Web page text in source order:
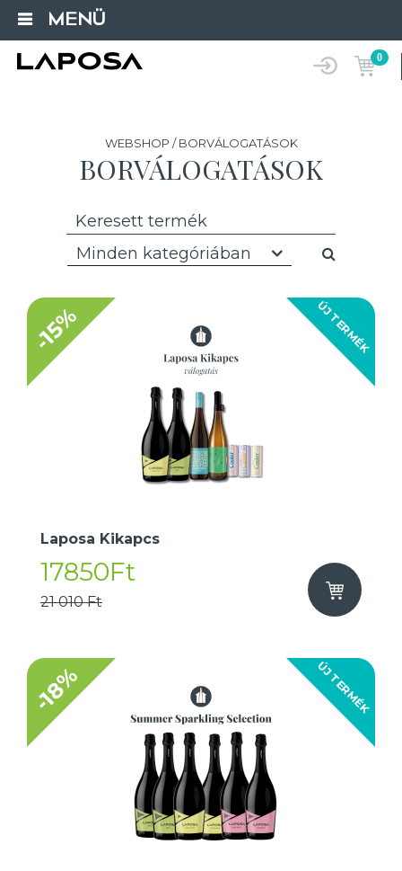
MENÜ
0
WEBSHOP / BORVÁLOGATÁSOK
BORVÁLOGATÁSOK
Minden kategóriában
ÚJ TERMÉK
-15%
Laposa Kikapcs
17850Ft
21 010 Ft
ÚJ TERMÉK
-18%